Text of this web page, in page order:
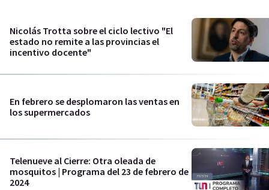
Nicolás Trotta sobre el ciclo lectivo "El
estado no remite a las provincias el
incentivo docente"
En febrero se desplomaron las ventas en
los supermercados
Telenueve al Cierre: Otra oleada de
mosquitos | Programa del 23 de febrero de
2024